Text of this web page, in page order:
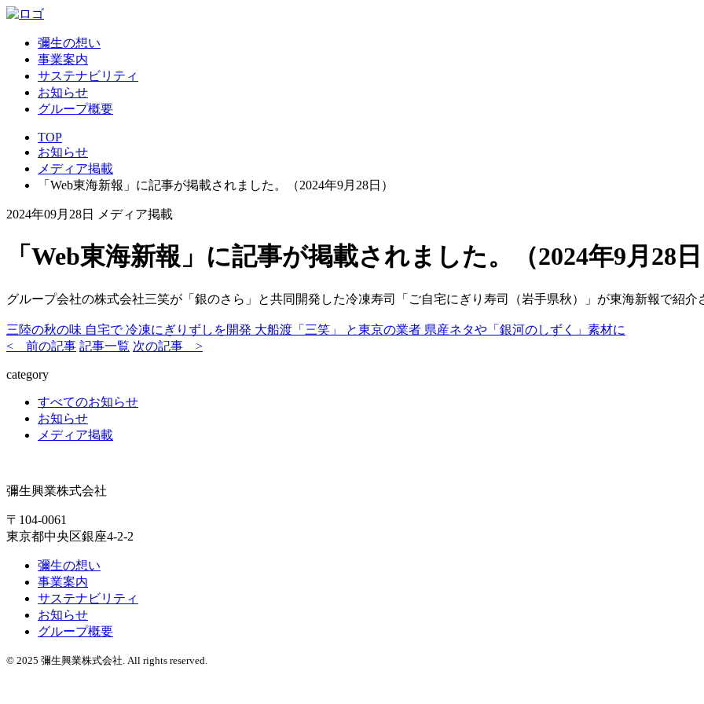
彌生の想い
事業案内
サステナビリティ
お知らせ
グループ概要
TOP
お知らせ
メディア掲載
「Web東海新報」に記事が掲載されました。（2024年9月28日）
2024年09月28日 メディア掲載
「Web東海新報」に記事が掲載されました。（2024年9月28日
グループ会社の株式会社三笑が「銀のさら」と共同開発した冷凍寿司「ご自宅にぎり寿司（岩手県秋）」が東海新報で紹介
三陸の秋の味 自宅で 冷凍にぎりずしを開発 大船渡「三笑」 と東京の業者 県産ネタや「銀河のしずく」素材に
< 前の記事 記事一覧 次の記事 >
category
すべてのお知らせ
お知らせ
メディア掲載
彌生興業株式会社
〒104-0061
東京都中央区銀座4-2-2
彌生の想い
事業案内
サステナビリティ
お知らせ
グループ概要
© 2025 彌生興業株式会社. All rights reserved.